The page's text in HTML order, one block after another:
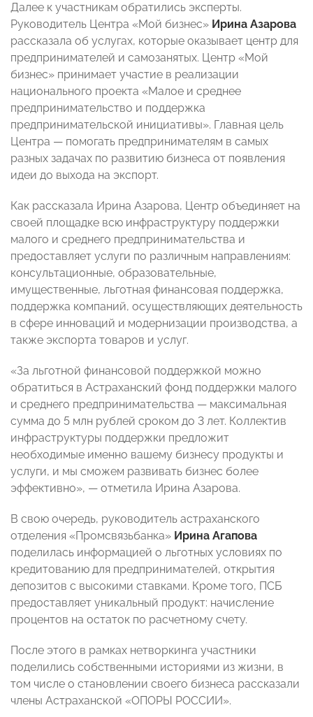
Далее к участникам обратились эксперты.
Руководитель Центра «Мой бизнес» Ирина Азарова
рассказала об услугах, которые оказывает центр для
предпринимателей и самозанятых. Центр «Мой
бизнес» принимает участие в реализации
национального проекта «Малое и среднее
предпринимательство и поддержка
предпринимательской инициативы». Главная цель
Центра — помогать предпринимателям в самых
разных задачах по развитию бизнеса от появления
идеи до выхода на экспорт.
Как рассказала Ирина Азарова, Центр объединяет на
своей площадке всю инфраструктуру поддержки
малого и среднего предпринимательства и
предоставляет услуги по различным направлениям:
консультационные, образовательные,
имущественные, льготная финансовая поддержка,
поддержка компаний, осуществляющих деятельность
в сфере инноваций и модернизации производства, а
также экспорта товаров и услуг.
«За льготной финансовой поддержкой можно
обратиться в Астраханский фонд поддержки малого
и среднего предпринимательства — максимальная
сумма до 5 млн рублей сроком до 3 лет. Коллектив
инфраструктуры поддержки предложит
необходимые именно вашему бизнесу продукты и
услуги, и мы сможем развивать бизнес более
эффективно», — отметила Ирина Азарова.
В свою очередь, руководитель астраханского
отделения «Промсвязьбанка» Ирина Агапова
поделилась информацией о льготных условиях по
кредитованию для предпринимателей, открытия
депозитов с высокими ставками. Кроме того, ПСБ
предоставляет уникальный продукт: начисление
процентов на остаток по расчетному счету.
После этого в рамках нетворкинга участники
поделились собственными историями из жизни, в
том числе о становлении своего бизнеса рассказали
члены Астраханской «ОПОРЫ РОССИИ».